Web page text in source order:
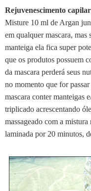
Rejuvenescimento
Misture 10 ml de Argan
em qualquer mascara,
manteiga ela fica super
que os produtos possuem
da mascara perderá seus
no momento que for
mascara conter manteigas
triplicado acrescentando
massageado com a
laminada por 20 minutos,